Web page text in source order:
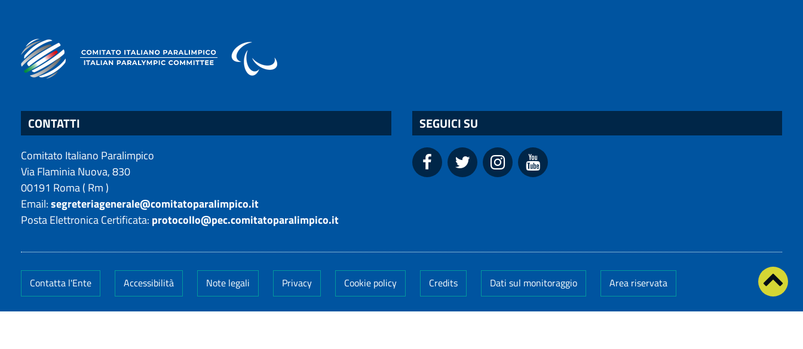
CONTATTI
Comitato Italiano Paralimpico
Via Flaminia Nuova, 830
00191 Roma( Rm)
Email:segreteriagenerale@comitatoparalimpico.it
Posta Elettronica Certificata: protocollo@pec.comitatoparalimpico.it
SEGUICI SU
Contatta l'Ente Accessibilità Note legali Privacy Cookie policy Credits Dati sul monitoraggio Area riservata